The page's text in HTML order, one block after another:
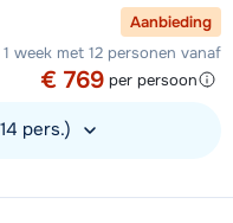
Aanbieding
1 week met 12 personen vanaf
€ 769 per persoon
pers.)